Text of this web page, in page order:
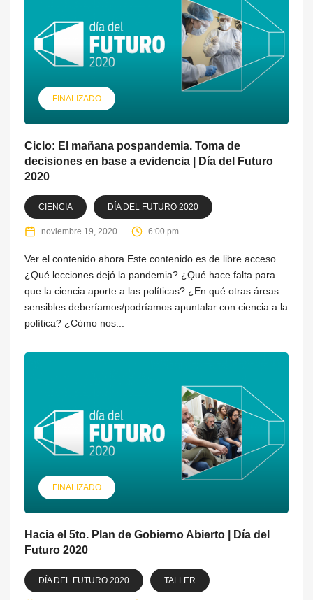
FINALIZADO
Ciclo: El mañana pospandemia. Toma de
decisiones en base a evidencia | Día del Futuro
2020
CIENCIA DÍA DEL FUTURO 2020
noviembre 19, 2020 6:00 pm
Ver el contenido ahora Este contenido es de libre acceso.
¿Qué lecciones dejó la pandemia? ¿Qué hace falta para
que la ciencia aporte a las políticas? ¿En qué otras áreas
sensibles deberíamos/podríamos apuntalar con ciencia a la
política? ¿Cómo nos...
FINALIZADO
Hacia el 5to. Plan de Gobierno Abierto | Día del
Futuro 2020
DÍA DEL FUTURO 2020 TALLER